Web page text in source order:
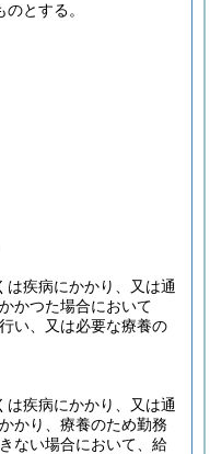
とする。
疾病にかかり、又は通
かつた場合において
い、又は必要な療養の
疾病にかかり、又は通
かり、療養のため勤務
ない場合において、給